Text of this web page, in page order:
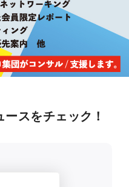
スをチェック！